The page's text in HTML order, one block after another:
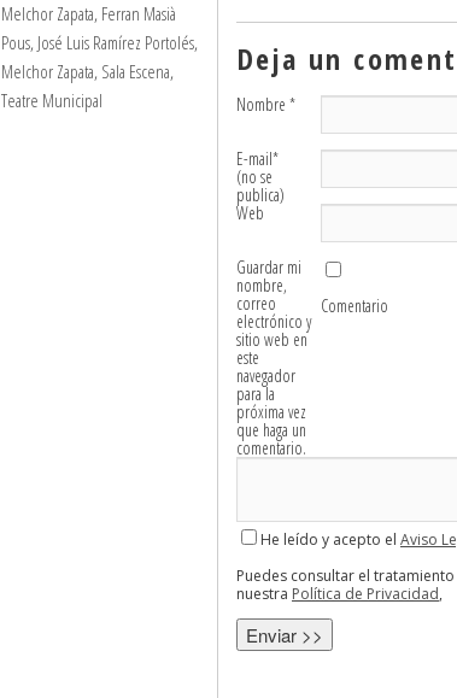
Melchor Zapata, Ferran Masià
Pous, José Luis Ramírez Portolés,
Melchor Zapata, Sala Escena,
Teatre Municipal
Deja un
Nombre *
E-mail*
(no se
publica)
Web
Guardar mi
nombre,
correo
electrónico y
sitio web en
este
navegador
para la
próxima vez
que haga un
comentario.
Comentario
He leído y acepto el Aviso
Puedes consultar el
nuestra Política de Privacidad,